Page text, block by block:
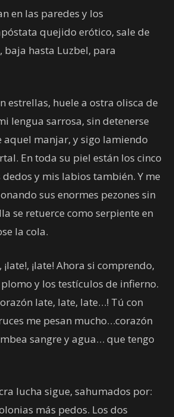
en las paredes y los
quejido erótico, sale de
baja hasta Luzbel, para
estrellas, huele a ostra olisca de
lengua sarrosa, sin detenerse
manjar, y sigo lamiendo
En toda su piel están los cinco
y mis labios también. Y me
sus enormes pezones sin
se retuerce como serpiente en
la cola.
¡late!, ¡late! Ahora si comprendo,
y los testículos de infierno.
late, late, late…! Tú con
me pesan mucho…corazón
sangre y agua… que tengo
lucha sigue, sahumados por:
más pedos. Los dos